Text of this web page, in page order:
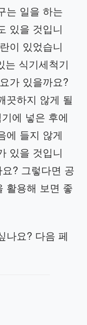
는 일을 하는
있을 것입니
이 있었습니
는 식기세척기
가 있을까요?
끗하지 않게 될
에 넣은 후에
에 들지 않게
있을 것입니
? 그렇다면 공
활용해 보면 좋
나요? 다음 페